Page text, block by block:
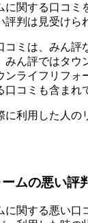
に関する口コミ
判は見受けら
コミは、みん評
みん評ではタウ
ンライフリフォ
コミも含まれ
に利用した人の
ムの悪い評
に関する悪い口